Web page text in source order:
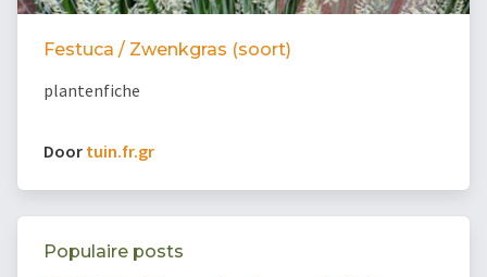
Festuca / Zwenkgras (soort)
plantenfiche
Door tuin.fr.gr
Populaire posts